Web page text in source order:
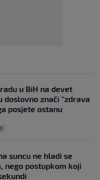
u BiH na devet
doslovno znači "zdrava
posjete ostanu
0
suncu ne hladi se
nego postupkom koji